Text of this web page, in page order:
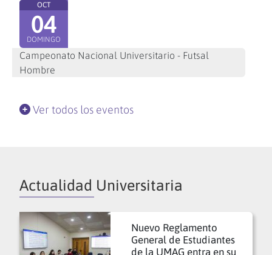
OCT
04
DOMINGO
Campeonato Nacional Universitario - Futsal
Hombre
Ver todos los eventos
Actualidad Universitaria
Nuevo Reglamento
General de Estudiantes
de la UMAG entra en su